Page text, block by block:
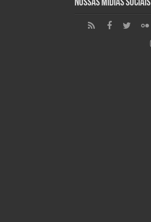
Nossas Mídias Sociais